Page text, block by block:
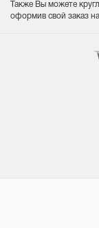
Также Вы можете
оформив свой заказ